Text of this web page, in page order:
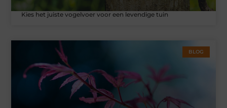
Kies het juiste vogelvoer voor een levendige tuin
BLOG